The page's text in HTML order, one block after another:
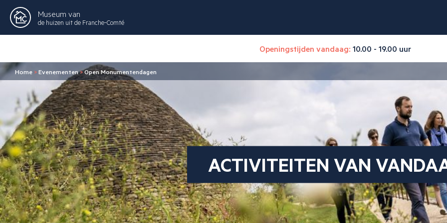
Museum van
de huizen uit de Franche-Comté
Openingstijden vandaag: 10.00 - 19.00 uur
Home >Evenementen>Open Monumentendagen
ACTIVITEITEN VAN